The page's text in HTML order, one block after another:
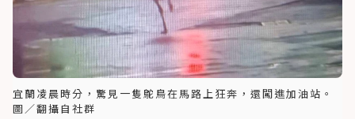
宜蘭凌晨時分，驚見一隻鴕鳥在馬路上狂奔，還闖進加油站。
圖／翻攝自社群